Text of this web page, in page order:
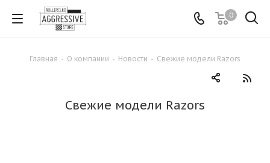
0
Главная - О компании - Новости - Свежие модели Razors
Свежие модели Razors